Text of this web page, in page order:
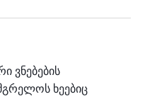
ვნებების
ხეებიც